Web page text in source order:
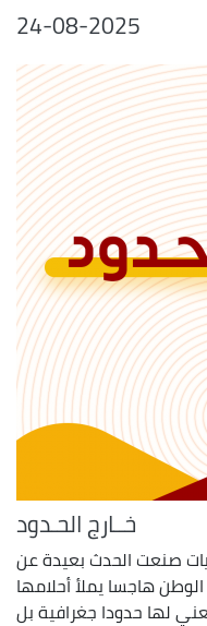
24-08-2025
خــارج الحـدود
صنعت الحدث بعيدة عن
هاجسا يملأ أحلامها
لها حدودا جغرافية بل